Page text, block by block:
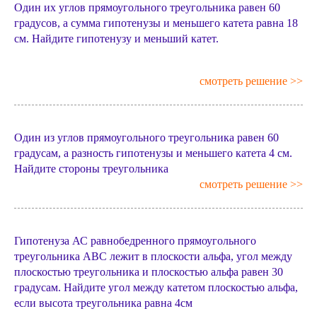
Один их углов прямоугольного треугольника равен 60
градусов, а сумма гипотенузы и меньшего катета равна 18
см. Найдите гипотенузу и меньший катет.
смотреть решение >>
Один из углов прямоугольного треугольника равен 60
градусам, а разность гипотенузы и меньшего катета 4 см.
Найдите стороны треугольника
смотреть решение >>
Гипотенуза АС равнобедренного прямоугольного
треугольника АВС лежит в плоскости альфа, угол между
плоскостью треугольника и плоскостью альфа равен 30
градусам. Найдите угол между катетом плоскостью альфа,
если высота треугольника равна 4см